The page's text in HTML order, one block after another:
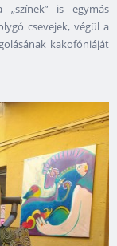
is egymás
csevejek, végül a
kakofóniáját